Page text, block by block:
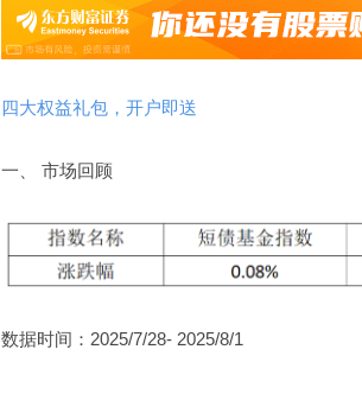
四大权益礼包，开户即送
一、 市场回顾
数据时间：2025/7/28- 2025/8/1